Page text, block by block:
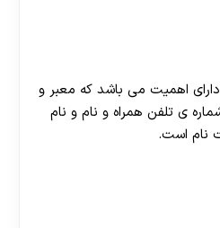
دارای اهمیت می باشد که معبر و
ی تلفن همراه و نام و نام
نام است.